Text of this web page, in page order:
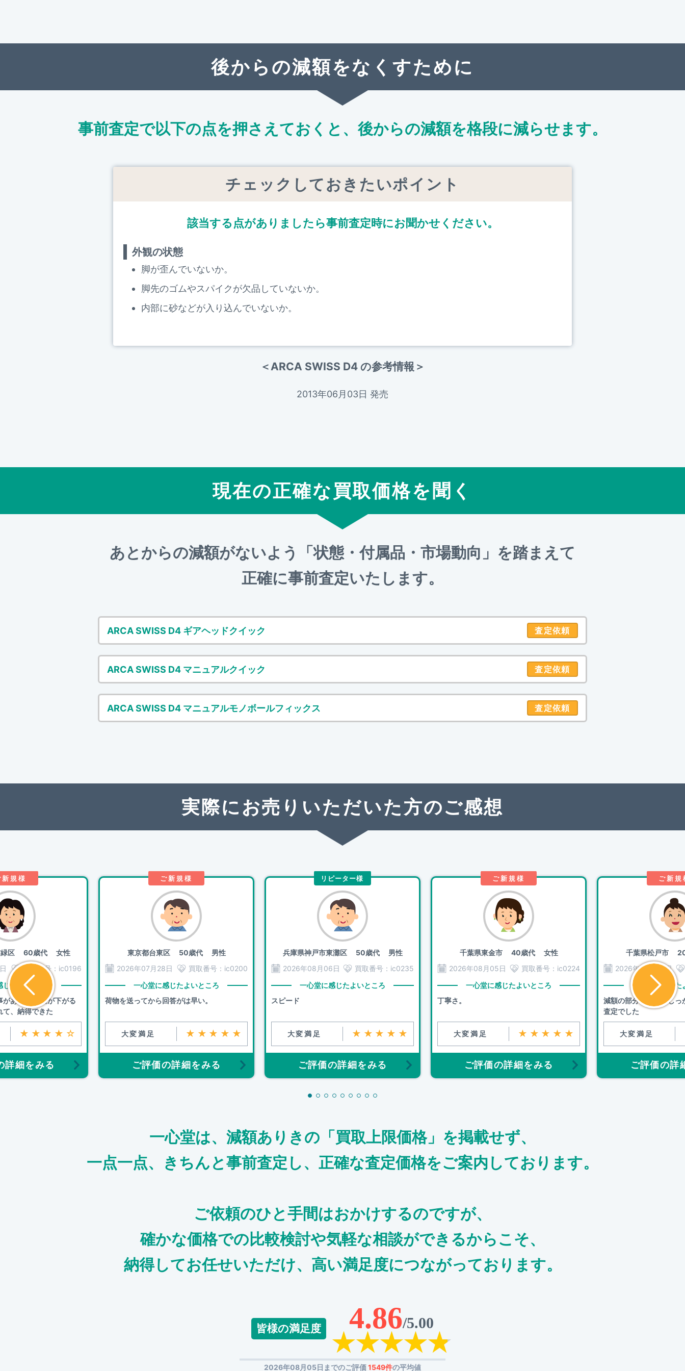
後からの減額をなくすために
事前査定で以下の点を押さえておくと、後からの減額を格段に減らせます。
チェックしておきたいポイント
該当する点がありましたら事前査定時にお聞かせください。
外観の状態
脚が歪んでいないか。
脚先のゴムやスパイクが欠品していないか。
内部に砂などが入り込んでいないか。
＜ARCA SWISS D4 の参考情報＞
2013年06月03日 発売
現在の正確な買取価格を聞く
あとからの減額がないよう「状態・付属品・市場動向」を踏まえて
正確に事前査定いたします。
ARCA SWISS D4 ギアヘッドクイック 査定依頼
ARCA SWISS D4 マニュアルクイック 査定依頼
ARCA SWISS D4 マニュアルモノボールフィックス 査定依頼
実際にお売りいただいた方のご感想
新規様
区60歳代 女性
買取番号： ic0196
じたよいところ
あった 価格が下がる
て、納得できた
★★★★☆
詳細をみる
ご新規様
東京都台東区50歳代 男性
2026年07月28日
買取番号： ic0200
一心堂に感じたよいところ
荷物を送ってから回答がは早い。
大変満足 ★★★★★
ご評価の詳細をみる
リピーター様
兵庫県神戸市東灘区50歳代 男性
2026年08月06日
買取番号： ic0235
一心堂に感じたよいところ
スピード
大変満足 ★★★★★
ご評価の詳細をみる
ご新規様
千葉県東金市40歳代 女性
2026年08月05日
買取番号： ic0224
一心堂に感じたよいところ
丁寧さ。
大変満足 ★★★★★
ご評価の詳細をみる
ご新規
千葉県松戸市20
2026年08月05日
一心堂に感じた
減額の部分の説明をしっ
査定でした
大変満足
ご評価の詳
一心堂は、減額ありきの「買取上限価格」を掲載せず、
一点一点、きちんと事前査定し、正確な査定価格をご案内しております。
ご依頼のひと手間はおかけするのですが、
確かな価格での比較検討や気軽な相談ができるからこそ、
納得してお任せいただけ、高い満足度につながっております。
皆様の満足度 4.86/5.00
2026年08月05日までのご評価1549件の平均値